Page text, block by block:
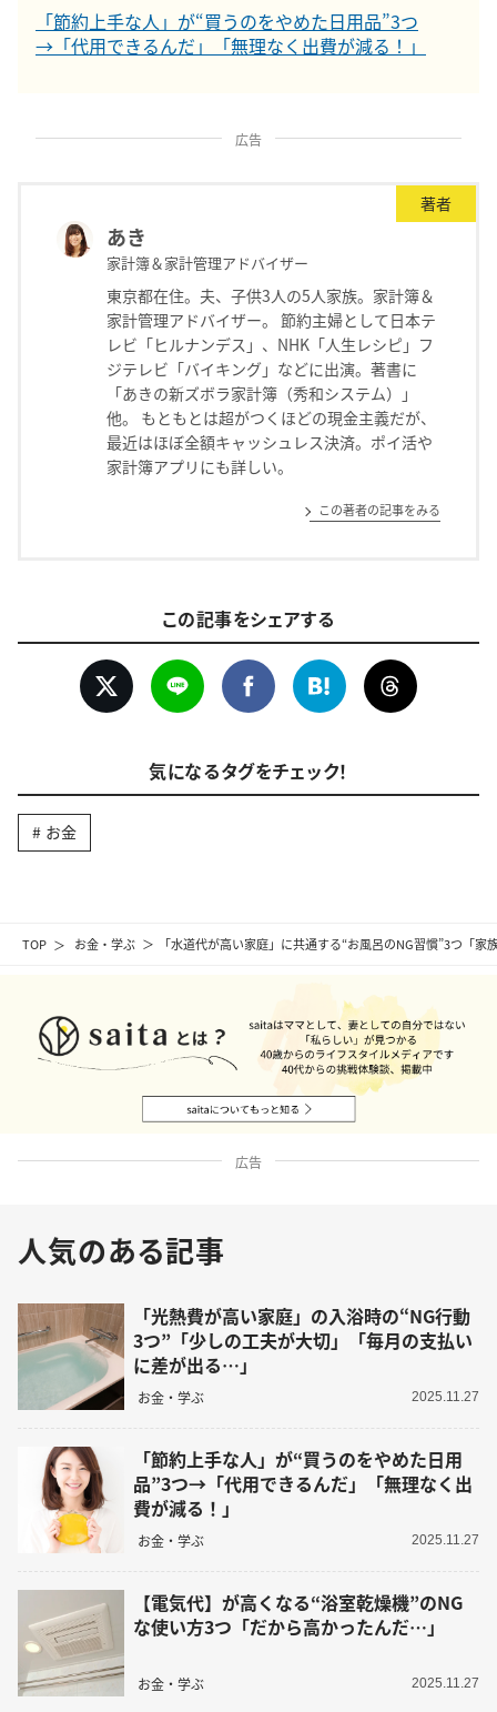
TOP お金・学ぶ 「水道代が高い家庭」に共通する“お風呂のNG習慣”3つ「家
「節約上手な人」が“買うのをやめた日用品”3つ
→「代用できるんだ」「無理なく出費が減る！」
広告
著者
あき
家計簿＆家計管理アドバイザー
東京都在住。夫、子供3人の5人家族。家計簿＆
家計管理アドバイザー。 節約主婦として日本テ
レビ「ヒルナンデス」、NHK「人生レシピ」フ
ジテレビ「バイキング」などに出演。著書に
「あきの新ズボラ家計簿（秀和システム）」
他。 もともとは超がつくほどの現金主義だが、
最近はほぼ全額キャッシュレス決済。ポイ活や
家計簿アプリにも詳しい。
この著者の記事をみる
この記事をシェアする
気になるタグをチェック！
お金
広告
人気のある記事
「光熱費が高い家庭」の入浴時の“NG行動
3つ”「少しの工夫が大切」「毎月の支払い
に差が出る…」
お金・学ぶ 2025.11.27
「節約上手な人」が“買うのをやめた日用
品”3つ→「代用できるんだ」「無理なく出
費が減る！」
お金・学ぶ 2025.11.27
【電気代】が高くなる“浴室乾燥機”のNG
な使い方3つ「だから高かったんだ…」
お金・学ぶ 2025.11.27